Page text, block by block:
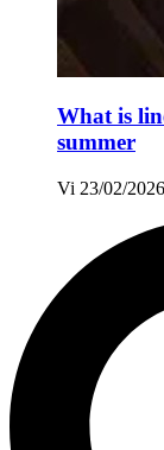
What is
summer
Vi 23/02/2026